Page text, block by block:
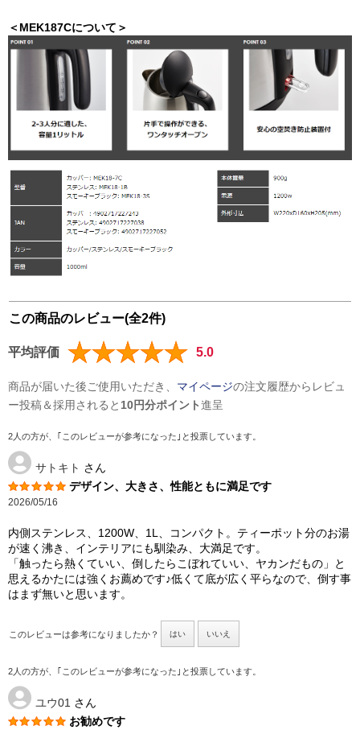
＜MEK187Cについて＞
この商品のレビュー(全2件)
平均評価 5.0
商品が届いた後ご使用いただき、 マイページの注文履歴からレビュ
ー投稿＆採用されると 10円分ポイント進呈
2人の方が、｢このレビューが参考になった｣と投票しています。
サトキト さん
デザイン、大きさ、性能ともに満足です
2026/05/16
内側ステンレス、1200W、1L、コンパクト。ティーポット分のお湯
が速く沸き、インテリアにも馴染み、大満足です。
「触ったら熱くていい、倒したらこぼれていい、ヤカンだもの」と
思えるかたには強くお薦めです♪低くて底が広く平らなので、倒す事
はまず無いと思います。
このレビューは参考になりましたか？ はい いいえ
2人の方が、｢このレビューが参考になった｣と投票しています。
ユウ01 さん
お勧めです